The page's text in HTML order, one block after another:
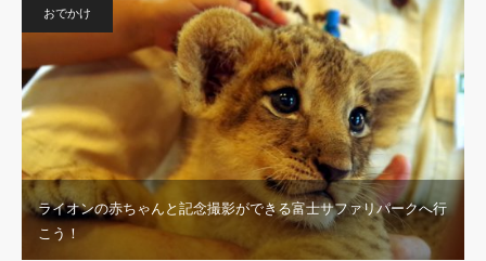
おでかけ
ライオンの赤ちゃんと記念撮影ができる富士サファリパークへ行
こう！